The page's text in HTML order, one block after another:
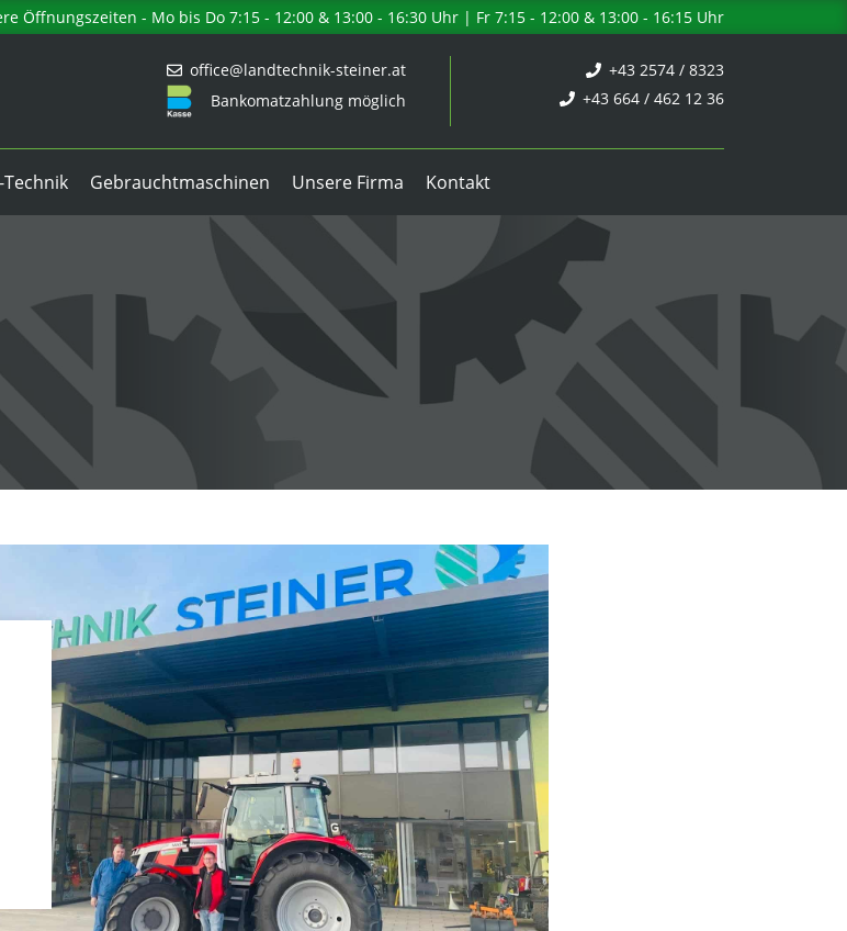
Öffnungszeiten - Mo bis Do 7:15 - 12:00 & 13:00 - 16:30 Uhr | Fr 7:15 - 12:00 & 13:00 - 16:15 Uhr
office@landtechnik-steiner.at
Bankomatzahlung möglich
+43 2574 / 8323
+43 664 / 462 12 36
Technik Gebrauchtmaschinen Unsere Firma Kontakt